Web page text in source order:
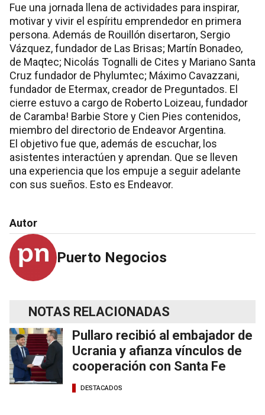
Fue una jornada llena de actividades para inspirar,
motivar y vivir el espíritu emprendedor en primera
persona. Además de Rouillón disertaron, Sergio
Vázquez, fundador de Las Brisas; Martín Bonadeo,
de Maqtec; Nicolás Tognalli de Cites y Mariano Santa
Cruz fundador de Phylumtec; Máximo Cavazzani,
fundador de Etermax, creador de Preguntados. El
cierre estuvo a cargo de Roberto Loizeau, fundador
de Caramba! Barbie Store y Cien Pies contenidos,
miembro del directorio de Endeavor Argentina.
El objetivo fue que, además de escuchar, los
asistentes interactúen y aprendan. Que se lleven
una experiencia que los empuje a seguir adelante
con sus sueños. Esto es Endeavor.
Autor
Puerto Negocios
NOTAS RELACIONADAS
Pullaro recibió al embajador de
Ucrania y afianza vínculos de
cooperación con Santa Fe
DESTACADOS